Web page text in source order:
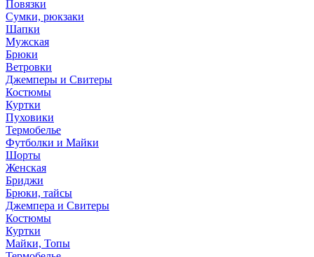
Повязки
Сумки, рюкзаки
Шапки
Мужская
Брюки
Ветровки
Джемперы и Свитеры
Костюмы
Куртки
Пуховики
Термобелье
Футболки и Майки
Шорты
Женская
Бриджи
Брюки, тайсы
Джемпера и Свитеры
Костюмы
Куртки
Майки, Топы